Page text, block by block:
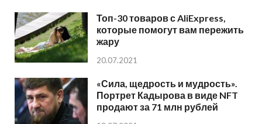
Топ-30 товаров с AliExpress,
которые помогут вам пережить
жару
20.07.2021
«Сила, щедрость и мудрость».
Портрет Кадырова в виде NFT
продают за 71 млн рублей